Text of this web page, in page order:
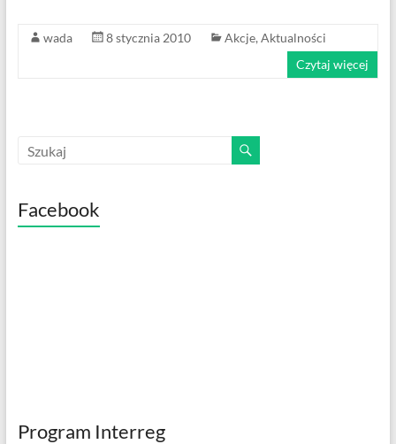
wada 8 stycznia 2010 Akcje, Aktualności
Czytaj więcej
Facebook
Program Interreg